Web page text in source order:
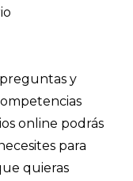
y
online podrás
para
quieras